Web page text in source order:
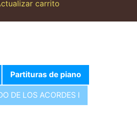
carrito
Partituras de piano
DE LOS ACORDES I